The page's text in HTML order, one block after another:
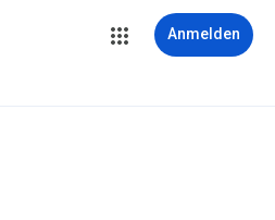
Anmelden